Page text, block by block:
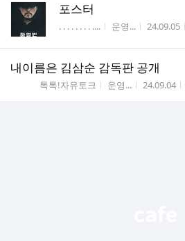
포스터
게시판명
. . . . . . . . .... 작성자
운영... 작성시간
24.09.05
내이름은 김삼순 감독판 공개
게시판명
톡톡!자유토크 작성자
운영... 작성시간
24.09.04